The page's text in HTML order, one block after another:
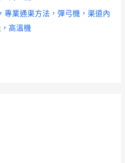
專業通渠方法，彈弓機，渠道內
高溫機